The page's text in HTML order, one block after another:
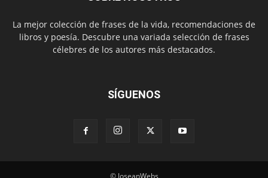
La mejor colección de frases de la vida, recomendaciones de
libros y poesía. Descubre una variada selección de frases
célebres de los autores más destacados.
SÍGUENOS